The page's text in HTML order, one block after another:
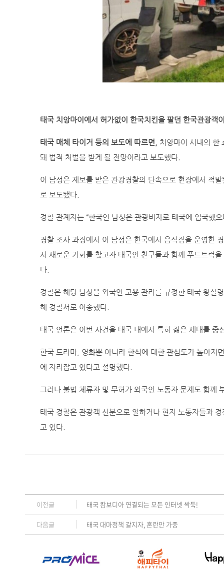
태국 치앙마이에서 허가없이 한국치킨을 팔던 한국관광객
태국 매체 타이거 등의 보도에 따르면,
치앙마이 시내의 한
돼 법적 처벌을 받게 될 전망이라고 보도했다.
이 남성은 제보를 받은 관광경찰의 단속으로 현장에서 적
로 보도됐다.
경찰 관계자는 “한국인 남성은 관광비자로 태국에 입국했
경찰 조사 과정에서 이 남성은 한국에서 음식점을 운영한
서 새로운 기회를 찾고자 태국인 친구들과 함께 푸드트럭
다.
경찰은 해당 남성을 외국인 고용 관리를 규정한 태국 왕
해 경찰서로 이송했다.
태국 언론은 이번 사건을 태국 내에서 특히 젊은 세대를
한국 드라마, 영화뿐 아니라 한식에 대한 관심도가 높아지
에 자리잡고 있다고 설명했다.
그러나 불법 체류자 및 무허가 외국인 노동자 문제도 함께
태국 경찰은 관광객 신분으로 일하거나 현지 노동자들과
고 있다.
이전글 태국 캄보디아 연결되는 모든 인터넷 싹둑!
다음글 태국 대마정책 갈지자, 혼란만 가중